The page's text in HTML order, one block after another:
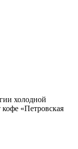
холодной
«Петровская